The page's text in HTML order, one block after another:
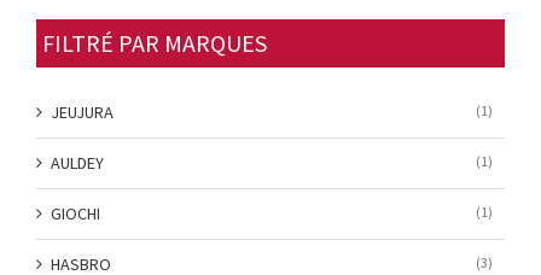
FILTRÉ PAR MARQUES
JEUJURA (1)
AULDEY (1)
GIOCHI (1)
HASBRO (3)